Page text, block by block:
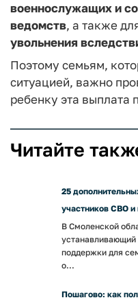
военнослужащих и
ведомств, а также
увольнения
Поэтому семьям,
ситуацией, важно
ребенку эта выплата
Читайте
25
участников СВО и
В Смоленской
устанавливающий
поддержки для
о...
Пошагово: как